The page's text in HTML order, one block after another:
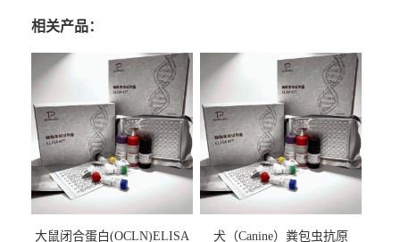
相关产品：
大鼠闭合蛋白(OCLN)ELISA
犬（Canine）粪包虫抗原